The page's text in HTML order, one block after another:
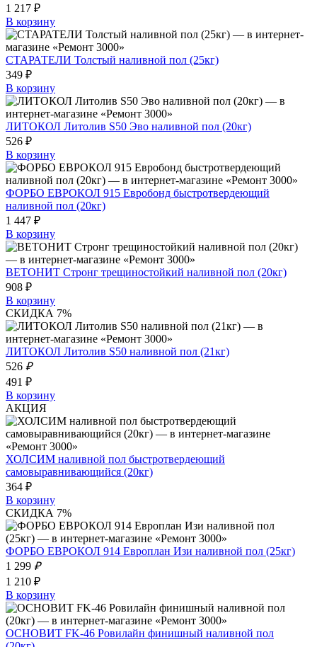
1 217 ₽
В корзину
СТАРАТЕЛИ Толстый наливной пол (25кг)
349 ₽
В корзину
ЛИТОКОЛ Литолив S50 Эво наливной пол (20кг)
526 ₽
В корзину
ФОРБО ЕВРОКОЛ 915 Евробонд быстротвердеющий
наливной пол (20кг)
1 447 ₽
В корзину
ВЕТОНИТ Стронг трещиностойкий наливной пол (20кг)
908 ₽
В корзину
СКИДКА 7%
ЛИТОКОЛ Литолив S50 наливной пол (21кг)
526 ₽
491 ₽
В корзину
АКЦИЯ
ХОЛСИМ наливной пол быстротвердеющий
самовыравнивающийся (20кг)
364 ₽
В корзину
СКИДКА 7%
ФОРБО ЕВРОКОЛ 914 Европлан Изи наливной пол (25кг)
1 299 ₽
1 210 ₽
В корзину
ОСНОВИТ FK-46 Ровилайн финишный наливной пол